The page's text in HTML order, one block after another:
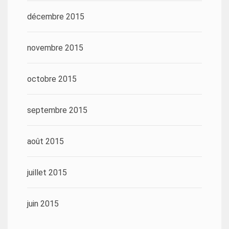
décembre 2015
novembre 2015
octobre 2015
septembre 2015
août 2015
juillet 2015
juin 2015